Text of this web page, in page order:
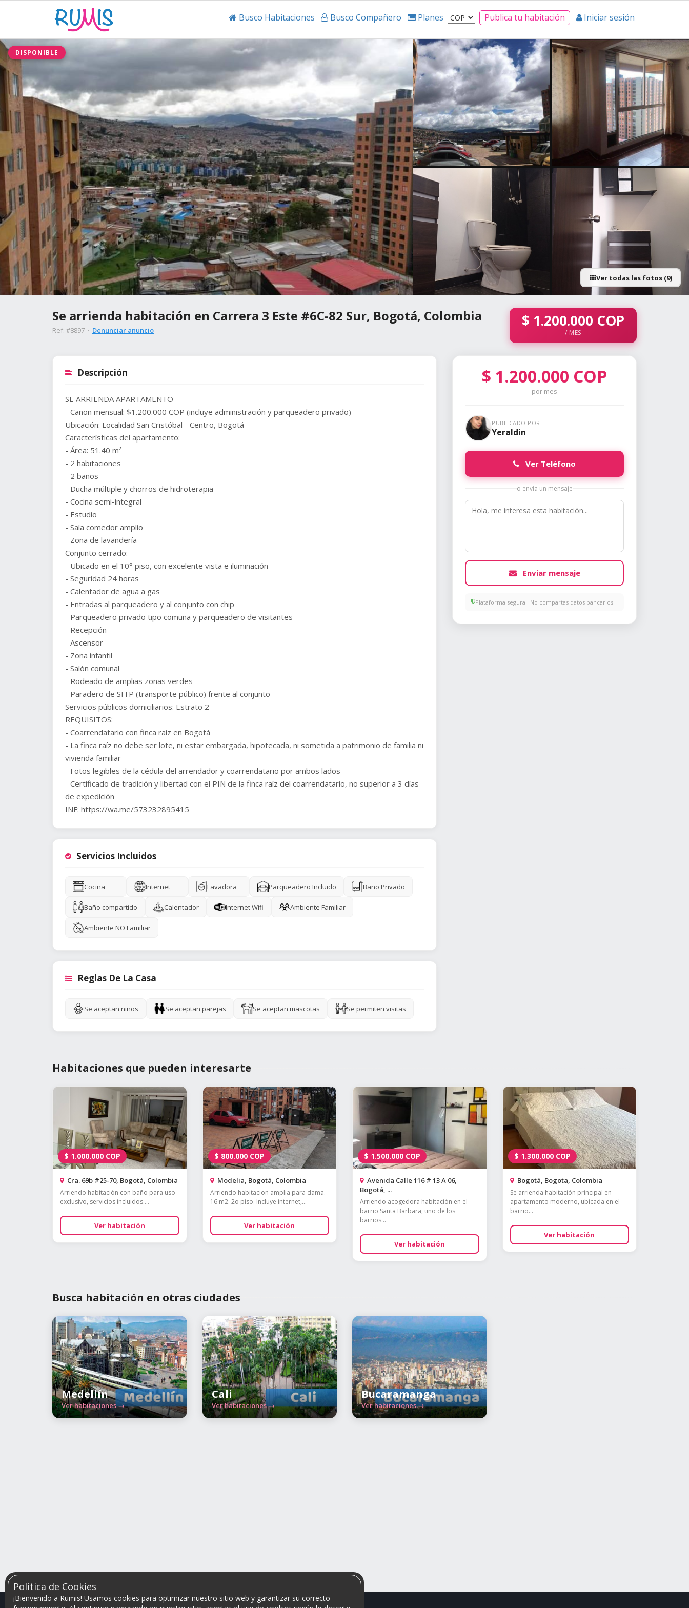
Busco Habitaciones Busco Compañero Planes Publica tu habitación Iniciar sesión
DISPONIBLE
Ver todas las fotos (9)
Se arrienda habitación en Carrera 3 Este #6C-82 Sur, Bogotá, Colombia
Ref: #8897 · Denunciar anuncio
$ 1.200.000 COP
/ MES
Descripción
SE ARRIENDA APARTAMENTO
- Canon mensual: $1.200.000 COP (incluye administración y parqueadero privado)
Ubicación: Localidad San Cristóbal - Centro, Bogotá
Características del apartamento:
- Área: 51.40 m²
- 2 habitaciones
- 2 baños
- Ducha múltiple y chorros de hidroterapia
- Cocina semi-integral
- Estudio
- Sala comedor amplio
- Zona de lavandería
Conjunto cerrado:
- Ubicado en el 10° piso, con excelente vista e iluminación
- Seguridad 24 horas
- Calentador de agua a gas
- Entradas al parqueadero y al conjunto con chip
- Parqueadero privado tipo comuna y parqueadero de visitantes
- Recepción
- Ascensor
- Zona infantil
- Salón comunal
- Rodeado de amplias zonas verdes
- Paradero de SITP (transporte público) frente al conjunto
Servicios públicos domiciliarios: Estrato 2
REQUISITOS:
- Coarrendatario con finca raíz en Bogotá
- La finca raíz no debe ser lote, ni estar embargada, hipotecada, ni sometida a patrimonio de familia ni
vivienda familiar
- Fotos legibles de la cédula del arrendador y coarrendatario por ambos lados
- Certificado de tradición y libertad con el PIN de la finca raíz del coarrendatario, no superior a 3 días
de expedición
INF: https://wa.me/573232895415
Servicios Incluidos
Cocina Internet Lavadora Parqueadero Incluido Baño Privado
Baño compartido Calentador Internet Wifi Ambiente Familiar
Ambiente NO Familiar
Reglas De La Casa
Se aceptan niños Se aceptan parejas Se aceptan mascotas Se permiten visitas
$ 1.200.000 COP
por mes
PUBLICADO POR
Yeraldin
Ver Teléfono
o envía un mensaje
Enviar mensaje
Plataforma segura · No compartas datos bancarios
Habitaciones que pueden interesarte
$ 1.000.000 COP
Cra. 69b #25-70, Bogotá, Colombia
Arriendo habitación con baño para uso
exclusivo, servicios incluidos....
Ver habitación
$ 800.000 COP
Modelia, Bogotá, Colombia
Arriendo habitacion amplia para dama.
16 m2. 2o piso. Incluye internet,...
Ver habitación
$ 1.500.000 COP
Avenida Calle 116 # 13 A 06,
Bogotá, ...
Arriendo acogedora habitación en el
barrio Santa Barbara, uno de los
barrios...
Ver habitación
$ 1.300.000 COP
Bogotá, Bogota, Colombia
Se arrienda habitación principal en
apartamento moderno, ubicada en el
barrio...
Ver habitación
Busca habitación en otras ciudades
Medellín
Ver habitaciones →
Cali
Ver habitaciones →
Bucaramanga
Ver habitaciones →
Politica de Cookies
¡Bienvenido a Rumis! Usamos cookies para optimizar nuestro sitio web y garantizar su correcto